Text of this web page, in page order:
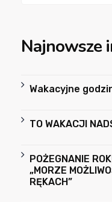
Najnowsze
Wakacyjne
TO WAKACJI
POŻEGNANIE
„MORZE
RĘKACH”